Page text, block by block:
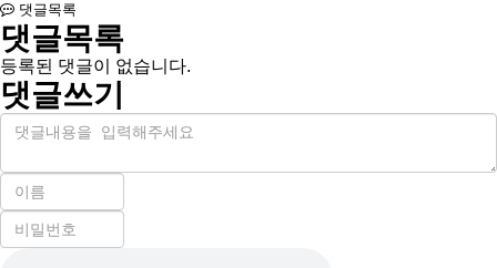
댓글목록
댓글목록
등록된 댓글이 없습니다.
댓글쓰기
내
이
필
수
비
밀